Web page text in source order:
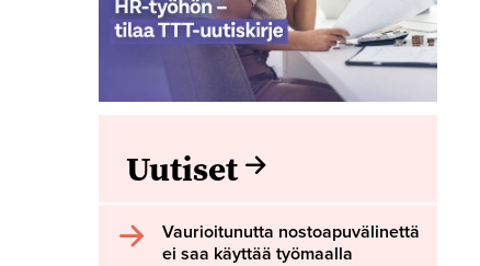
Uutiset
Vaurioitunutta nostoapuvälinettä
ei saa käyttää työmaalla